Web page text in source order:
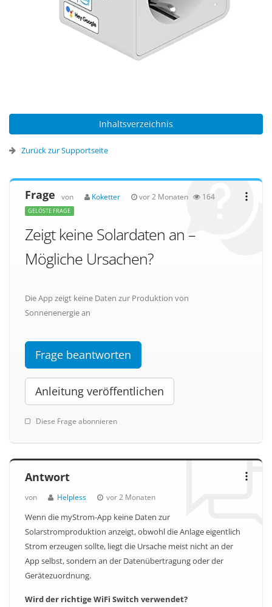
Inhaltsverzeichnis
Zurück zur Supportseite
Frage von Koketter vor 2 Monaten 164
GELÖSTE FRAGE
Zeigt keine Solardaten an –
Mögliche Ursachen?
Die App zeigt keine Daten zur Produktion von
Sonnenenergie an
Frage beantworten
Anleitung veröffentlichen
Diese Frage abonnieren
Antwort
von Helpless vor 2 Monaten
Wenn die myStrom-App keine Daten zur
Solarstromproduktion anzeigt, obwohl die Anlage eigentlich
Strom erzeugen sollte, liegt die Ursache meist nicht an der
App selbst, sondern an der Datenübertragung oder der
Gerätezuordnung.
Wird der richtige WiFi Switch verwendet?